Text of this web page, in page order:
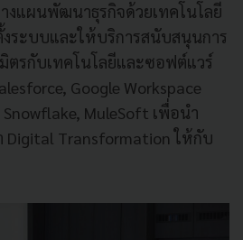
งแผนพัฒนาธุรกิจด้วยเทคโนโลยี
ระบบและให้บริการสนับสนุนการ
รกับเทคโนโลยีและซอฟต์แวร์
Google Workspace
MuleSoft เพื่อนำ
Transformation ให้กับ